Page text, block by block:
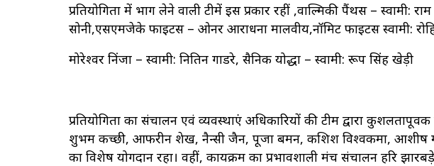
प्रतियोगिता में भाग लेने वाली टीमें इस प्रकार रहीं ,वाल्मिकी पैंथर्स – स्वामी:
सोनी,एसएमजेके फाइटर्स – ओनर आराधना मालवीय,नॉमिट फाइटर्स स्वामी:
मोरेश्वर निंजा – स्वामी: नितिन गाडरे, सैनिक योद्धा – स्वामी: रूप सिंह खेड़ी
प्रतियोगिता का संचालन एवं व्यवस्थाएं अधिकारियों की टीम द्वारा
शुभम कच्छी, आफरीन शेख, नैन्सी जैन, पूजा बर्मन, कशिश विश्वकर्मा, आशीष
का विशेष योगदान रहा। वहीं, कार्यक्रम का प्रभावशाली मंच संचालन हरि झारबड़े